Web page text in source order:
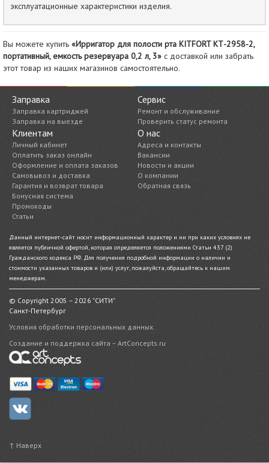
эксплуатационные характеристики изделия.
Вы можете купить «Ирригатор для полости рта KITFORT КТ-2958-2,
портативный, емкость резервуара 0,2 л, 3» с доставкой или забрать
этот товар из наших магазинов самостоятельно.
Заправка
Заправка картриджей
Заправка на выезде
Сервис
Ремонт и обслуживание
Проверить статус ремонта
Клиентам
Личный кабинет
Оплатить заказ онлайн
Оформление и оплата заказов
Самовывоз и доставка
Гарантия и возврат товара
Бонусная система
Промокоды
Статьи
О нас
Адреса и контакты
Вакансии
Новости и акции
О компании
Обратная связь
Данный интернет-сайт носит информационный характер и ни при каких условиях не
является публичной офертой, которая определяется положениями Статьи 437 (2)
Гражданского кодекса РФ. Для получения подробной информации о наличии и
стоимости указанных товаров и (или) услуг, пожалуйста, обращайтесь к нашим
менеджерам.
© Copyright 2005 – 2026 "СИТИ"
Санкт-Петербург
Условия обработки персональных данных.
Создание и поддержка сайта – ArtConcepts.ru
↑ Наверх